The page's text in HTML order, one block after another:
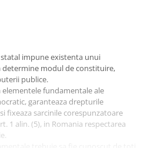
impune existenta unui
determine modul de constituire,
publice.
fundamentale ale
garanteaza drepturile
fixeaza sarcinile corespunzatoare
1 alin. (5), in Romania respectarea